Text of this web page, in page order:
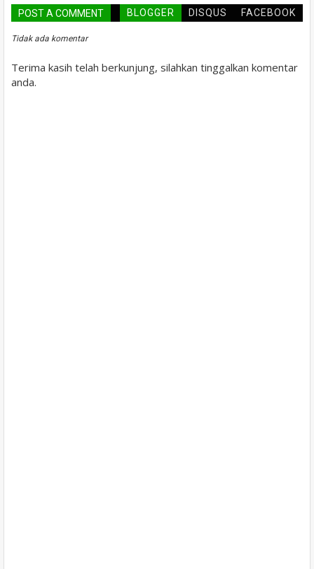
POST A COMMENT BLOGGER DISQUS FACEBOOK
Tidak ada komentar
Terima kasih telah berkunjung, silahkan tinggalkan komentar
anda.